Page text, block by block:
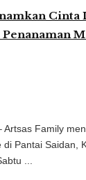
Cinta
Artsas Family
Pantai Saidan,
...